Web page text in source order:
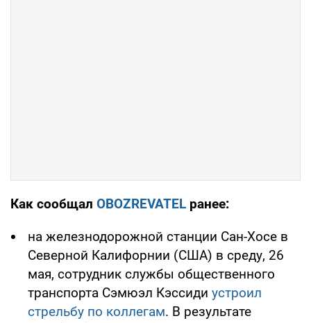
Как сообщал OBOZREVATEL ранее:
на железнодорожной станции Сан-Хосе в
Северной Калифорнии (США) в среду, 26
мая, сотрудник службы общественного
транспорта Сэмюэл Кэссиди устроил
стрельбу по коллегам. В результате